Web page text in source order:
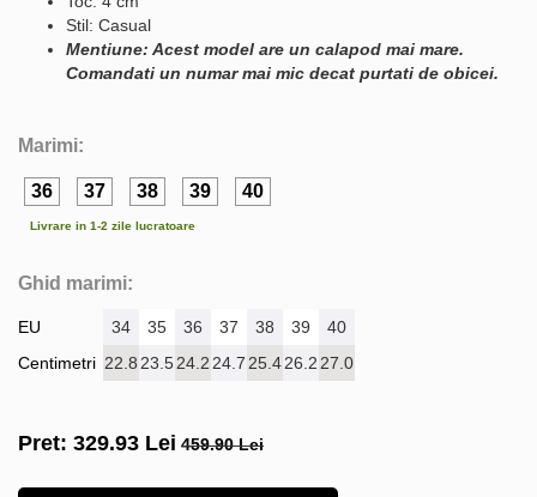
Stil: Casual
Mentiune: Acest model are un calapod mai mare.
Comandati un numar mai mic decat purtati de obicei.
Marimi:
36 37 38 39 40
Livrare in 1-2 zile lucratoare
Ghid marimi:
EU
Centimetri
34 35 36 37 38 39
40
22.8 23.524.2 24.7 25.426.2 27.0
Pret: 329.93 Lei 459.90 Lei